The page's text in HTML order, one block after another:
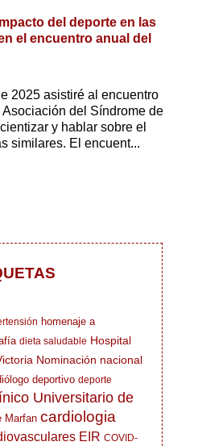
del deporte en las
el encuentro anual del
2025 asistiré al encuentro
del Síndrome de
y hablar sobre el
similares. El encuent...
homenaje a
dieta saludable Hospital
Nominación nacional
deportivo deporte
Universitario de
Marfan cardiologia
EIR COVID-